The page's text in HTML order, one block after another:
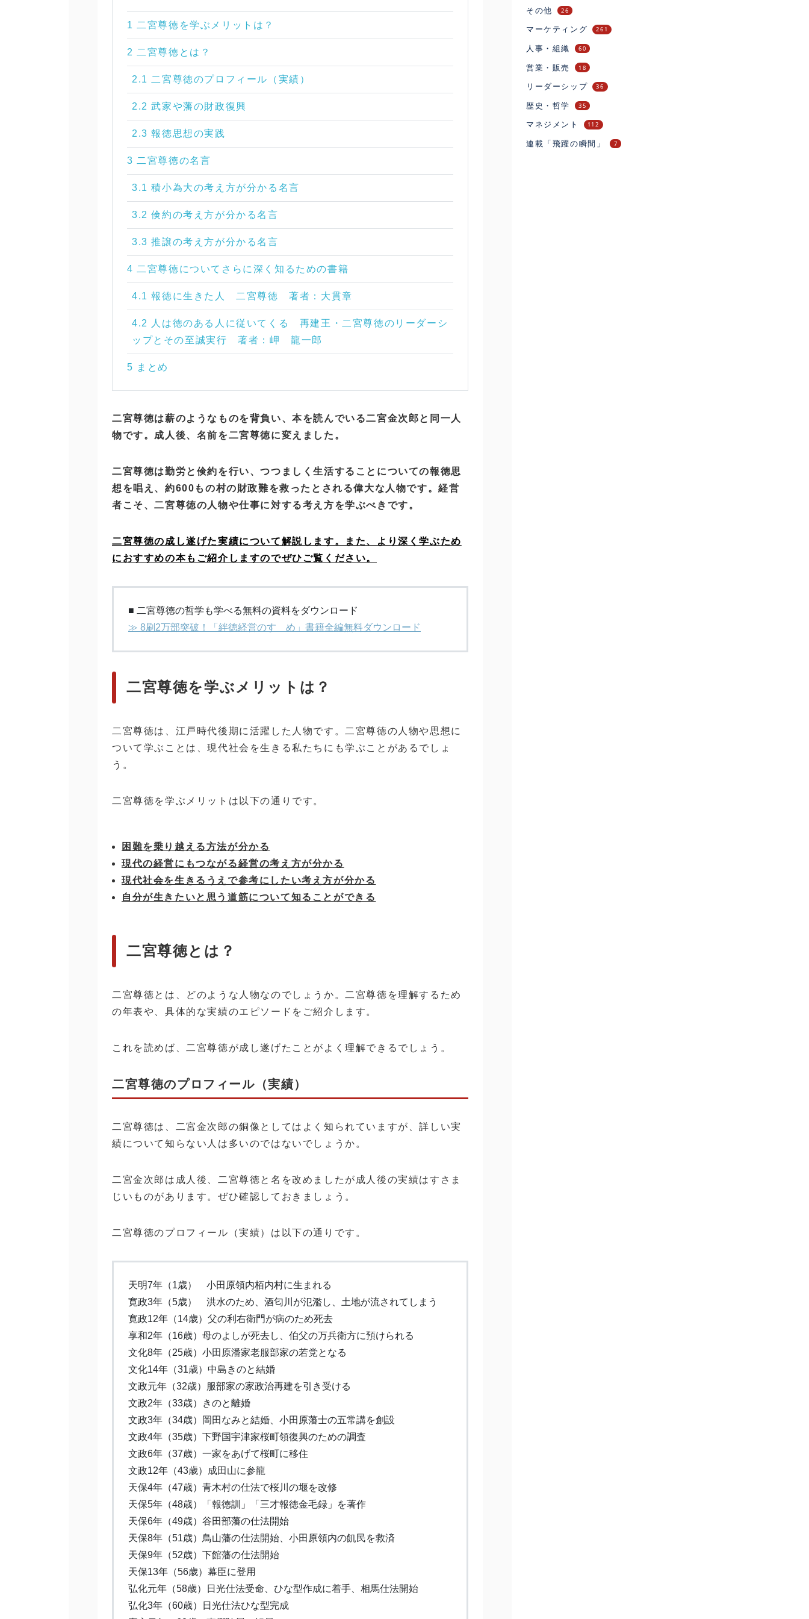
1 二宮尊徳を学ぶメリットは？
2 二宮尊徳とは？
2.1 二宮尊徳のプロフィール（実績）
2.2 武家や藩の財政復興
2.3 報徳思想の実践
3 二宮尊徳の名言
3.1 積小為大の考え方が分かる名言
3.2 倹約の考え方が分かる名言
3.3 推譲の考え方が分かる名言
4 二宮尊徳についてさらに深く知るための書籍
4.1 報徳に生きた人 二宮尊徳 著者：大貫章
4.2 人は徳のある人に従いてくる 再建王・二宮尊徳のリーダーシ
ップとその至誠実行 著者：岬 龍一郎
5 まとめ
二宮尊徳は薪のようなものを背負い、本を読んでいる二宮金次郎と同一人
物です。成人後、名前を二宮尊徳に変えました。
二宮尊徳は勤労と倹約を行い、つつましく生活することについての報徳思
想を唱え、約600もの村の財政難を救ったとされる偉大な人物です。経営
者こそ、二宮尊徳の人物や仕事に対する考え方を学ぶべきです。
二宮尊徳の成し遂げた実績について解説します。また、より深く学ぶため
におすすめの本もご紹介しますのでぜひご覧ください。
■ 二宮尊徳の哲学も学べる無料の資料をダウンロード
≫ 8刷2万部突破！「絆徳経営のすゝめ」書籍全編無料ダウンロード
二宮尊徳を学ぶメリットは？
二宮尊徳は、江戸時代後期に活躍した人物です。二宮尊徳の人物や思想に
ついて学ぶことは、現代社会を生きる私たちにも学ぶことがあるでしょ
う。
二宮尊徳を学ぶメリットは以下の通りです。
困難を乗り越える方法が分かる
現代の経営にもつながる経営の考え方が分かる
現代社会を生きるうえで参考にしたい考え方が分かる
自分が生きたいと思う道筋について知ることができる
二宮尊徳とは？
二宮尊徳とは、どのような人物なのでしょうか。二宮尊徳を理解するため
の年表や、具体的な実績のエピソードをご紹介します。
これを読めば、二宮尊徳が成し遂げたことがよく理解できるでしょう。
二宮尊徳のプロフィール（実績）
二宮尊徳は、二宮金次郎の銅像としてはよく知られていますが、詳しい実
績について知らない人は多いのではないでしょうか。
二宮金次郎は成人後、二宮尊徳と名を改めましたが成人後の実績はすさま
じいものがあります。ぜひ確認しておきましょう。
二宮尊徳のプロフィール（実績）は以下の通りです。
天明7年（1歳） 小田原領内栢内村に生まれる
寛政3年（5歳） 洪水のため、酒匂川が氾濫し、土地が流されてしまう
寛政12年（14歳）父の利右衛門が病のため死去
享和2年（16歳）母のよしが死去し、伯父の万兵衛方に預けられる
文化8年（25歳）小田原潘家老服部家の若党となる
文化14年（31歳）中島きのと結婚
文政元年（32歳）服部家の家政治再建を引き受ける
文政2年（33歳）きのと離婚
文政3年（34歳）岡田なみと結婚、小田原藩士の五常講を創設
文政4年（35歳）下野国宇津家桜町領復興のための調査
文政6年（37歳）一家をあげて桜町に移住
文政12年（43歳）成田山に参龍
天保4年（47歳）青木村の仕法で桜川の堰を改修
天保5年（48歳）「報徳訓」「三才報徳金毛録」を著作
天保6年（49歳）谷田部藩の仕法開始
天保8年（51歳）鳥山藩の仕法開始、小田原領内の飢民を救済
天保9年（52歳）下館藩の仕法開始
天保13年（56歳）幕臣に登用
弘化元年（58歳）日光仕法受命、ひな型作成に着手、相馬仕法開始
弘化3年（60歳）日光仕法ひな型完成
その他 26
マーケティング 261
人事・組織 60
営業・販売 18
リーダーシップ 36
歴史・哲学 35
マネジメント 112
連載「飛躍の瞬間」 7